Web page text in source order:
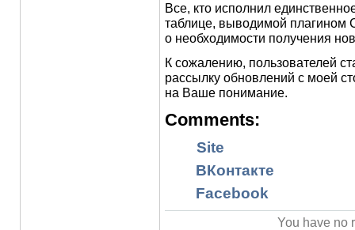
Все, кто исполнил
таблице, выводимой плагином
о необходимости получения
К сожалению, пользователей
рассылку обновлений с моей
на Ваше понимание.
Comments:
Site
ВКонтакте
Facebook
You have no